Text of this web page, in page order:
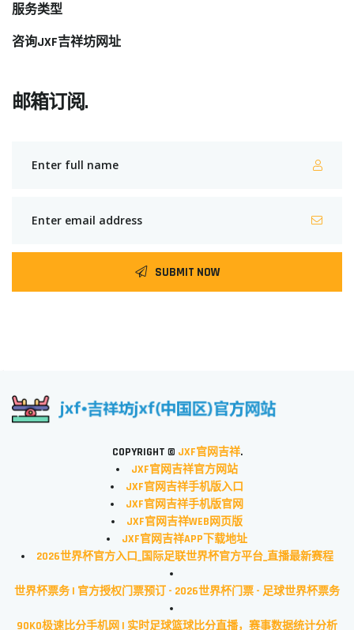
服务类型
咨询JXF吉祥坊网址
邮箱订阅.
SUBMIT NOW
COPYRIGHT © JXF官网吉祥.
JXF官网吉祥官方网站
JXF官网吉祥手机版入口
JXF官网吉祥手机版官网
JXF官网吉祥WEB网页版
JXF官网吉祥APP下载地址
2026世界杯官方入口_国际足联世界杯官方平台_直播最新赛程
世界杯票务 | 官方授权门票预订 - 2026世界杯门票 - 足球世界杯票务
90KO极速比分手机网 | 实时足球篮球比分直播，赛事数据统计分析